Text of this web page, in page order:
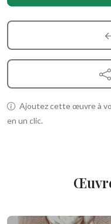
Ajoutez cette œuvre à
en un clic.